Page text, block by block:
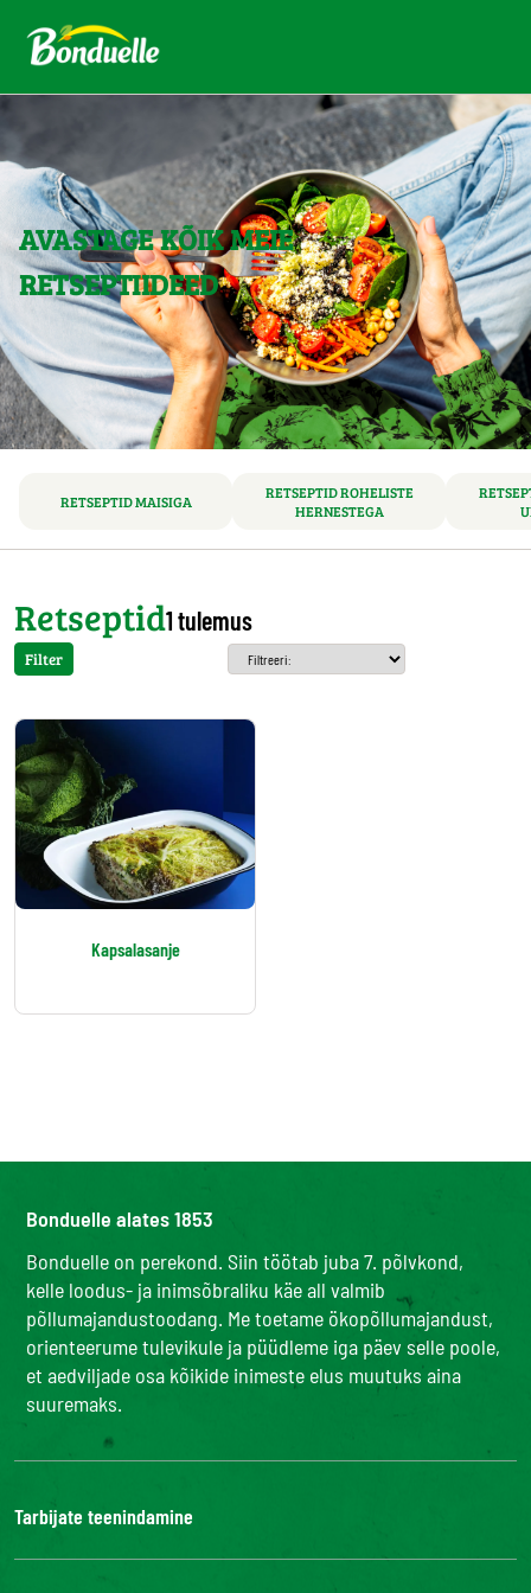
AVASTAGE KÕIK MEIE
RETSEPTIIDEED
RETSEPTID MAISIGA
RETSEPTID ROHELISTE
HERNESTEGA
Retseptid1 tulemus
Filter
Kapsalasanje
Bonduelle alates 1853
Bonduelle on perekond. Siin töötab juba 7. põlvkond,
kelle loodus- ja inimsõbraliku käe all valmib
põllumajandustoodang. Me toetame ökopõllumajandust,
orienteerume tulevikule ja püüdleme iga päev selle poole,
et aedviljade osa kõikide inimeste elus muutuks aina
suuremaks.
Tarbijate teenindamine
Bonduelle Food Service